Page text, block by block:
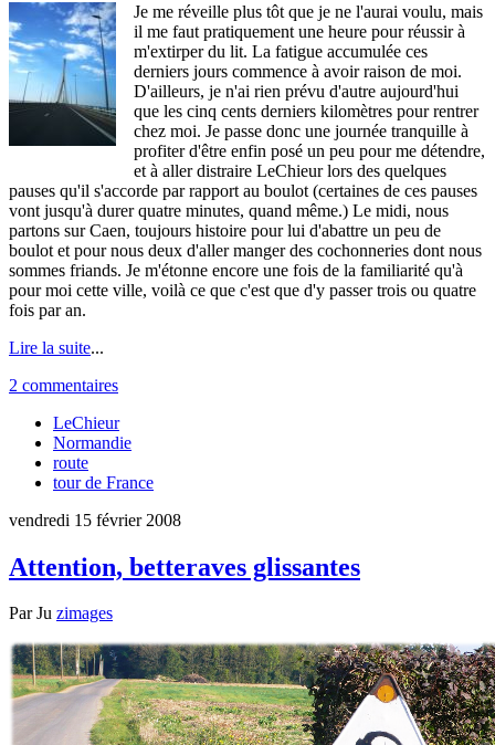
Je me réveille plus tôt que je ne l'aurai voulu, mais
il me faut pratiquement une heure pour réussir à
m'extirper du lit. La fatigue accumulée ces
derniers jours commence à avoir raison de moi.
D'ailleurs, je n'ai rien prévu d'autre aujourd'hui
que les cinq cents derniers kilomètres pour rentrer
chez moi. Je passe donc une journée tranquille à
profiter d'être enfin posé un peu pour me détendre,
et à aller distraire LeChieur lors des quelques
pauses qu'il s'accorde par rapport au boulot (certaines de ces pauses
vont jusqu'à durer quatre minutes, quand même.) Le midi, nous
partons sur Caen, toujours histoire pour lui d'abattre un peu de
boulot et pour nous deux d'aller manger des cochonneries dont nous
sommes friands. Je m'étonne encore une fois de la familiarité qu'à
pour moi cette ville, voilà ce que c'est que d'y passer trois ou quatre
fois par an.
Lire la suite...
2 commentaires
LeChieur
Normandie
route
tour de France
vendredi 15 février 2008
Attention, betteraves glissantes
ParJu zimages